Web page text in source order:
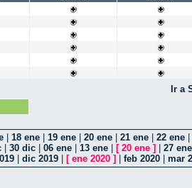
Ir a
18 ene 19 ene 20 ene 21 ene 22 ene
30 dic 06 ene 13 ene [ 20 ene ]
27 ene
dic 2019 [ ene 2020 ] feb 2020 mar